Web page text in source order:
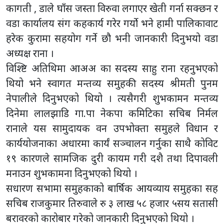
कागती , डाले घाँस जस्ता विरुवा लगाएर खेती गर्ना सक्छन र
वडा कार्यालय संग कहकार्य गरेर गर्यो भने हामी पालिकावाट
हरेक कुरामा सहयोग गर्ने छौ भनी जानकारी दिनुभयो वडा
अध्यक्ष राना ।
विश्ष्टि अतिथिमा आअअ का सदस्य साहु राना रहनुभएको
थियो भने स्वागत मन्तव्य समुहकी सदस्य श्रीमती पुनम
नेपालीले दिनुभएको थियो । त्यसैगरी शुभकामन मन्तव्य
दिनेमा लालझाडि गा.पा नेकपा कमिटिका सचिब निर्मल
रानाले यस सामुदायक वन उपभोक्ता समुहले विधान र
कार्ययोजनाका अधारमा कार्यं सञ्चालन गर्नुका साथै कोविट
१९ कारणले सामजिक दुरी कायम गरी दशै तथा दिपावली
मनाउन शुभकामना दिनुभएको थियो ।
सधारण सभामा समुहकाको बार्षिक आयव्याय समुहका सह
सचिब राजकुमार तिरुवाले रु ३ लाख ५८ हजार ५सय सतासी
बरावरको कारोबार गरेको जानकारी दिनुभएको थियो ।